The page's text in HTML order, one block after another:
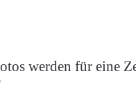
werden für eine